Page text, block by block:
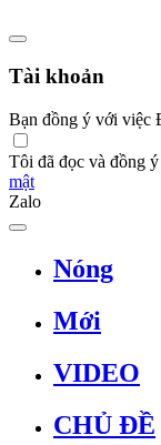
Tài khoản
Bạn đồng ý với việc
Tôi đã đọc và đồng
mật
Zalo
Nóng
Mới
VIDEO
CHỦ ĐỀ